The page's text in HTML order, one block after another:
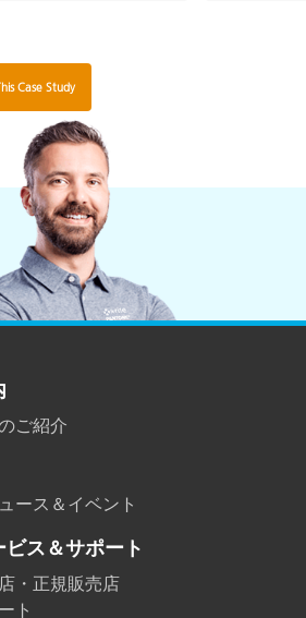
Case Study
ご紹介
ース＆イベント
ス＆サポート
・正規販売店
ト